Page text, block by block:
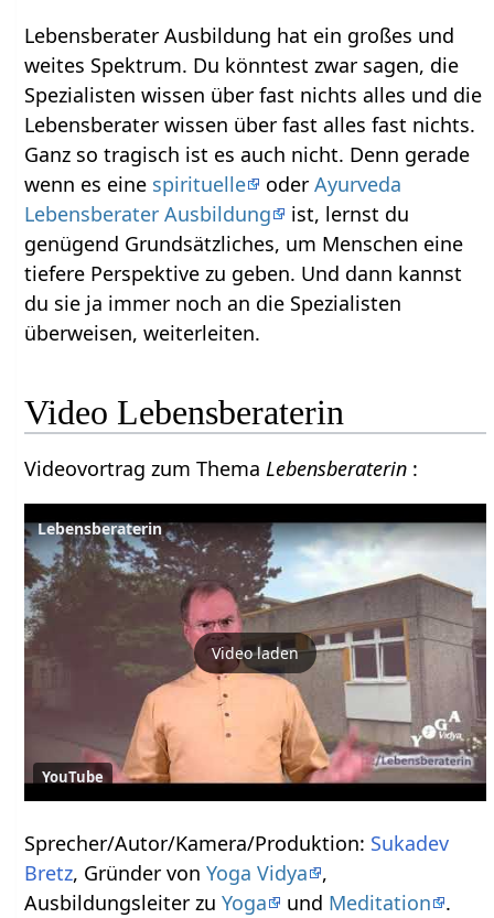
Lebensberater Ausbildung hat ein großes und
weites Spektrum. Du könntest zwar sagen, die
Spezialisten wissen über fast nichts alles und die
Lebensberater wissen über fast alles fast nichts.
Ganz so tragisch ist es auch nicht. Denn gerade
wenn es eine spirituelle oderAyurveda
Lebensberater Ausbildung
ist, lernst du
genügend Grundsätzliches, um Menschen eine
tiefere Perspektive zu geben. Und dann kannst
du sie ja immer noch an die Spezialisten
überweisen, weiterleiten.
Video Lebensberaterin
Videovortrag zum ThemaLebensberaterin :
Lebensberaterin
Video laden
YouTube
Sprecher/Autor/Kamera/Produktion: Sukadev
Bretz, Gründer vonYoga Vidya
,
Ausbildungsleiter zuYoga und Meditation .